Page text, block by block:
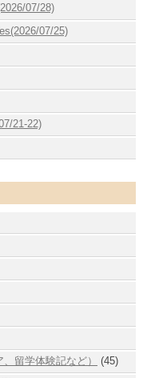
07/28)
07/25)
21-22)
留学体験記など）
(45)